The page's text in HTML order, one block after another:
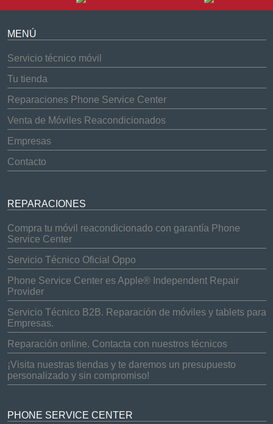
MENÚ
Servicio técnico móvil
Tu tienda
Reparaciones Phone Service Center
Venta de Móviles Reacondicionados
Empresas
Contacto
REPARACIONES
Compra tu móvil reacondicionado con garantía Phone
Service Center
Servicio Técnico Oficial Oppo
Phone Service Center es Apple® Independent Repair
Provider
Servicio Técnico B2B. Reparación de móviles y tablets para
Empresas.
Reparación online. Contacta con nuestros técnicos
¡Visita nuestras tiendas y te daremos un presupuesto
personalizado y sin compromiso!
PHONE SERVICE CENTER